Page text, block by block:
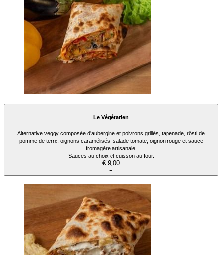
Le Végétarien
Alternative veggy composée d'aubergine et poivrons grillés, tapenade, rösti de
pomme de terre, oignons caramélisés, salade tomate, oignon rouge et sauce
fromagère artisanale.
Sauces au choix et cuisson au four.
€ 9,00
+